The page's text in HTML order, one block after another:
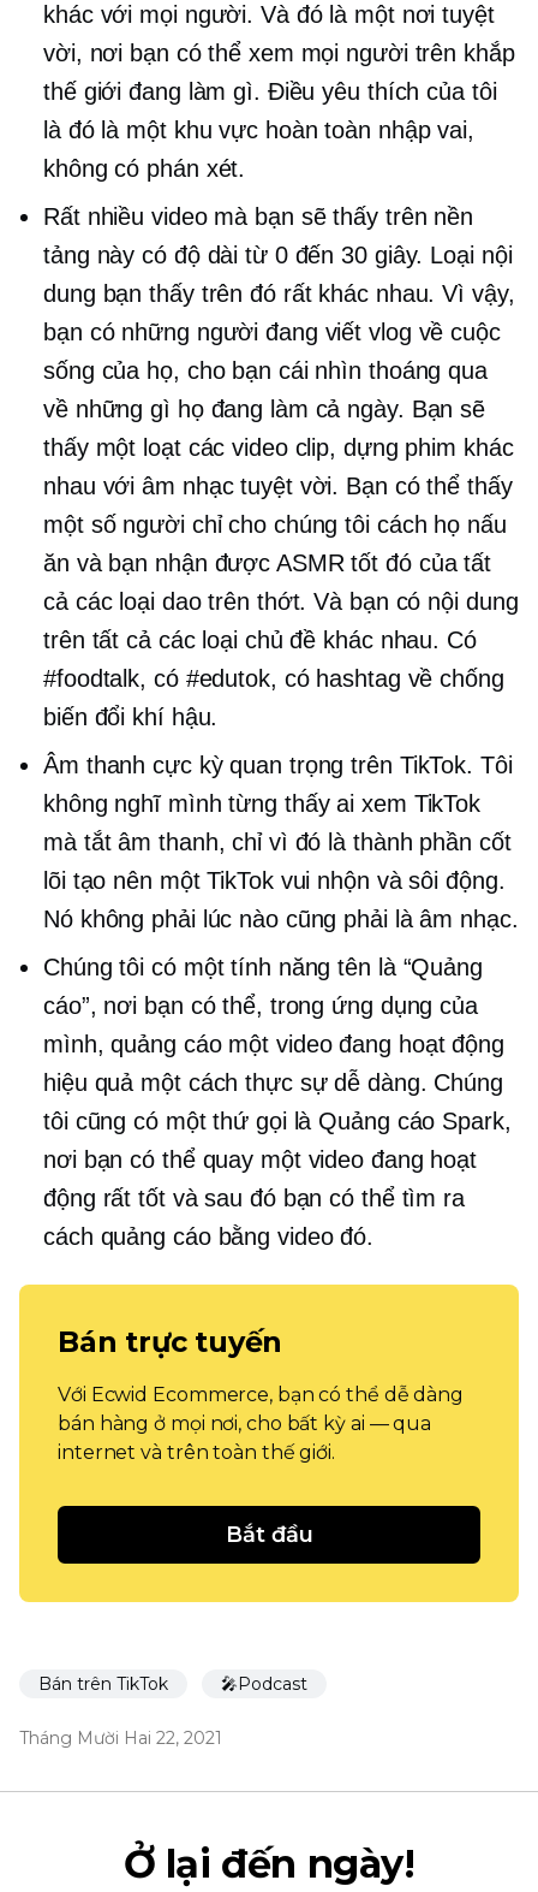
khác với mọi người. Và đó là một nơi tuyệt
vời, nơi bạn có thể xem mọi người trên khắp
thế giới đang làm gì. Điều yêu thích của tôi
là đó là một khu vực hoàn toàn nhập vai,
không có phán xét.
Rất nhiều video mà bạn sẽ thấy trên nền
tảng này có độ dài từ 0 đến 30 giây. Loại nội
dung bạn thấy trên đó rất khác nhau. Vì vậy,
bạn có những người đang viết vlog về cuộc
sống của họ, cho bạn cái nhìn thoáng qua
về những gì họ đang làm cả ngày. Bạn sẽ
thấy một loạt các video clip, dựng phim khác
nhau với âm nhạc tuyệt vời. Bạn có thể thấy
một số người chỉ cho chúng tôi cách họ nấu
ăn và bạn nhận được ASMR tốt đó của tất
cả các loại dao trên thớt. Và bạn có nội dung
trên tất cả các loại chủ đề khác nhau. Có
#foodtalk, có #edutok, có hashtag về chống
biến đổi khí hậu.
Âm thanh cực kỳ quan trọng trên TikTok. Tôi
không nghĩ mình từng thấy ai xem TikTok
mà tắt âm thanh, chỉ vì đó là thành phần cốt
lõi tạo nên một TikTok vui nhộn và sôi động.
Nó không phải lúc nào cũng phải là âm nhạc.
Chúng tôi có một tính năng tên là “Quảng
cáo”, nơi bạn có thể, trong ứng dụng của
mình, quảng cáo một video đang hoạt động
hiệu quả một cách thực sự dễ dàng. Chúng
tôi cũng có một thứ gọi là Quảng cáo Spark,
nơi bạn có thể quay một video đang hoạt
động rất tốt và sau đó bạn có thể tìm ra
cách quảng cáo bằng video đó.
Bán trực tuyến
Với Ecwid Ecommerce, bạn có thể dễ dàng
bán hàng ở mọi nơi, cho bất kỳ ai — qua
internet và trên toàn thế giới.
Bắt đầu
Bán trên TikTok 🎤Podcast
Tháng Mười Hai 22, 2021
Ở lại đến ngày!